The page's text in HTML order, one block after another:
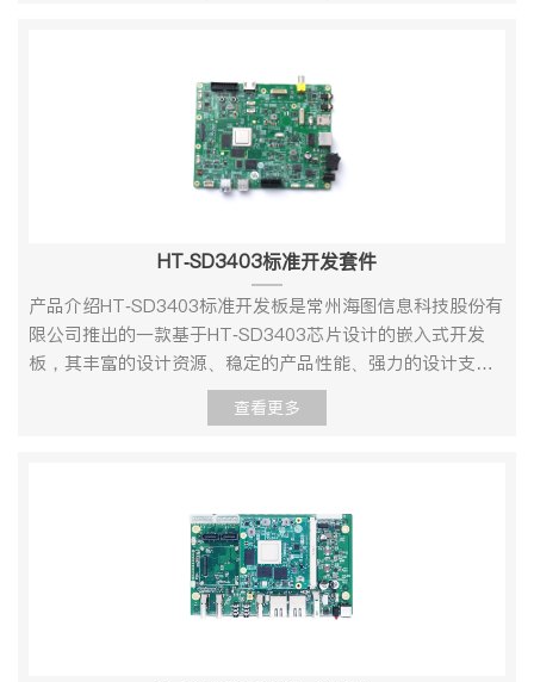
善的QT 开发资源工作环境环境参数最小值典型值最大值商
业级温度0℃/70℃储存温度-10℃25℃85℃工作电压
11.7V12V12.5V功耗典型电压典型电流典型功耗
12VTBDTBD技术支持及资料1、开发资料l 提供基于核心板
码、内核源码等供用户设计参考，产品开发速度提高 50%以
上。l 提供主芯片数据手册、软件开发环境、软件开发 SDK
包。l 提供 vio、venc、vdec 等丰富的 Linux 例程。l 提
供 Linux+Qt 开发环境，快速进入 Qt 应用软件开发。2、技
硬件资源解释l 帮助正确地编译与运行我们提供的源代码l 按
方网站：www.haitutech.coml 海思官方网站：
www.hisilicon.coml 售后微信：19952516369
使用时，从主板供电）接口视频输出J9-HDMI原生HDMI2.0
接口（与主板配套使用时，通过排线连接到主板HDMI OUT2
输出）网口1J5-RJ451000M/100M/10M硬盘存储CON1-
SATAUSB3.0转SATA 6GbpsRTCJ40-纽扣电池内置RTC纽
扣电池供电（与主板配套使用时，通过底板接口安装电池）
4k@304xLane MIPI（MIPI2）HDMI OUT1支持
1080P60MIPI-DSIHDMI OUT2支持4k60原生HDMI2.0网口
210M/100M/1000MRGMII资源MIC INAIC31I2S0、
I2C4LINE INLINE OUTUSBx1USB3.0 TFx1SDIO3.0RESET
外部按键硬复位LED-1电源指示LED-2GPIO2_1可用于运行
指示DC12电源输入电源短接可外接开关控制（默认短接）
（不结露）软件规格参数 LinuxUboot版本U-Boot
2016.11启动方式支持从eMMC 启动烧录方式调试串口
Kernel版本linux 4.9.37支持的文件系统
ext4/nfs/yaffs2/ubifs下载方式串口/网口Device
杂智能视频/图像分析需求，并提供了良好的OpenCL
1.1/1.2/2.0 支持。HT-3559A主板提供IMX334镜头模组输入
（4K@30）、USB3.0、SDIO3.0、SATA、2路
10M/100M/1000网络、RS232、RS485、GPIO等丰富外围
接口。产品规格1、机械尺寸 主板-机械尺寸图 2、单板接口
Cortex-A73@1.6GHzl 双核ARM Cortex-A53@1.2GHzl 单
核ARM Cortex-A53@1.2GHzGPU双核 ARM Mali
G71@900MHzDSP四核DSP@700MHz（软件接口由海思
SDK封装，不对外开放）NPU双核NNIE@840MHz神经网络
加速引擎存储内存DDR4DDR4*4 8Gb*4存储EMMC8GBSPI
FLASH主板接口1单板总电源接口，12V@2A 或以上2菜单
按下； 1：按键未按下。开机：按200 毫秒或以上（默
认），关机：长按10 秒。5系统复位键。复位：按键按下。
6sensor 接口１ 7sensor 接口28USB 3.0 port 1，向下兼容
USB 2.0 port 19PCIe X1 接口10USB2.0 port0，Micro 座
HT-SD3403标准开发套件
产品介绍HT-SD3403标准开发板是常州海图信息科技股份有
限公司推出的一款基于HT-SD3403芯片设计的嵌入式开发
板，其丰富的设计资源、稳定的产品性能、强力的设计支
持，为客户二次开发快速转化产品提供强有力的技术保障。
HT-SD3403集多种优势于一身，具有强劲的处理器性能以及
Cache,支持NEON 加速,集成FPU 处理单元。HT-SD3403主
板提供1路sensor输入、2路USB2.0、1路USB3.0、1路
10M/100M网络、RS232、RS485、GPIO、RTC、PCIE等
丰富外围接口。HT-SD3403是针对高清/超高清
查看更多